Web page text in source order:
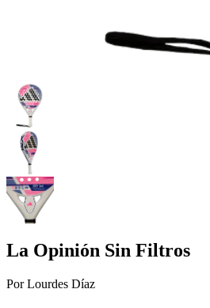
La Opinión Sin Filtros
Por Lourdes Díaz